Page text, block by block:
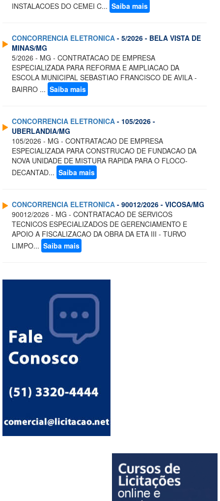
INSTALACOES DO CEMEI C... Saiba mais
CONCORRENCIA ELETRONICA - 5/2026 - BELA VISTA DE
MINAS/MG
5/2026 - MG - CONTRATACAO DE EMPRESA
ESPECIALIZADA PARA REFORMA E AMPLIACAO DA
ESCOLA MUNICIPAL SEBASTIAO FRANCISCO DE AVILA -
BAIRRO ... Saiba mais
CONCORRENCIA ELETRONICA - 105/2026 -
UBERLANDIA/MG
105/2026 - MG - CONTRATACAO DE EMPRESA
ESPECIALIZADA PARA CONSTRUCAO DE FUNDACAO DA
NOVA UNIDADE DE MISTURA RAPIDA PARA O FLOCO-
DECANTAD... Saiba mais
CONCORRENCIA ELETRONICA - 90012/2026 - VICOSA/MG
90012/2026 - MG - CONTRATACAO DE SERVICOS
TECNICOS ESPECIALIZADOS DE GERENCIAMENTO E
APOIO A FISCALIZACAO DA OBRA DA ETA III - TURVO
LIMPO... Saiba mais